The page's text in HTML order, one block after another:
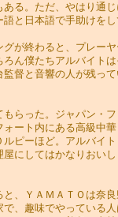
る。ただ、やはり通
と日本語で手助けをし
が終わると、プレー
ん僕たちアルバイト
督と音響の人が残っ
らった。ジャパン・
ート内にある高級中
ピーほど。アルバイ
にしてはかなりおい
、ＹＡＭＡＴＯは奈
、趣味でやっている人